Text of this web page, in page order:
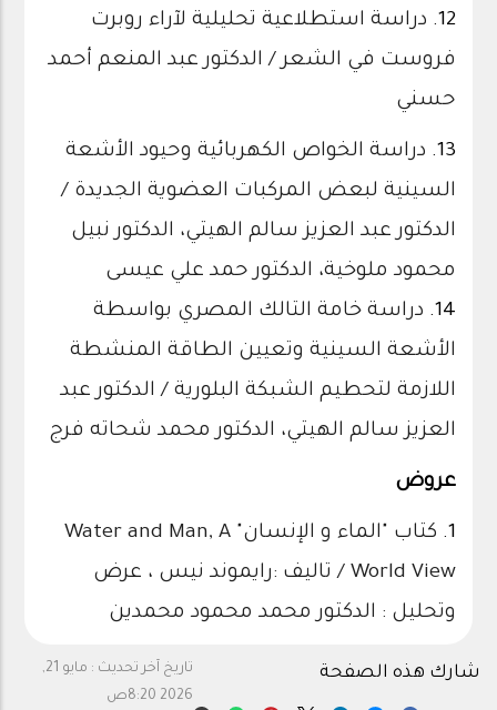
12. دراسة استطلاعية تحليلية لآراء روبرت
فروست في الشعر / الدكتور عبد المنعم أحمد
حسني
13. دراسة الخواص الكهربائية وحيود الأشعة
السينية لبعض المركبات العضوية الجديدة /
الدكتور عبد العزيز سالم الهيتي، الدكتور نبيل
محمود ملوخية، الدكتور حمد علي عيسى
14. دراسة خامة التالك المصري بواسطة
الأشعة السينية وتعيين الطاقة المنشطة
اللازمة لتحطيم الشبكة البلورية / الدكتور عبد
العزيز سالم الهيتي، الدكتور محمد شحاته فرج
عروض
1.
كتاب "الماء و الإنسان" Water and Man, A
World View / تاليف :رايموند نيس ، عرض
وتحليل : الدكتور محمد محمود محمدين
تاريخ آخر تحديث :
مايو 21,
2026 8:20ص
شارك هذه الصفحة